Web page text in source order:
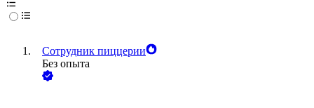
Сотрудник пиццерии
Без опыта